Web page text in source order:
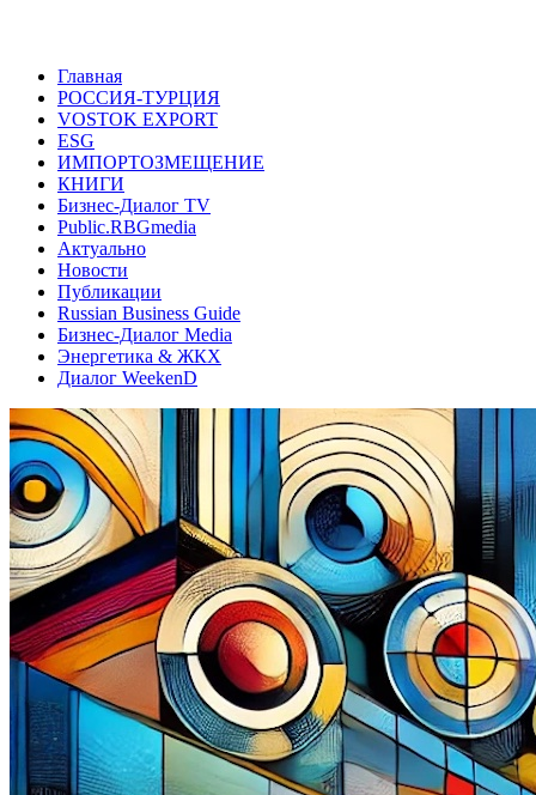
Главная
РОССИЯ-ТУРЦИЯ
VOSTOK EXPORT
ESG
ИМПОРТОЗМЕЩЕНИЕ
КНИГИ
Бизнес-Диалог TV
Public.RBGmedia
Актуально
Новости
Публикации
Russian Business Guide
Бизнес-Диалог Media
Энергетика & ЖКХ
Диалог WeekenD